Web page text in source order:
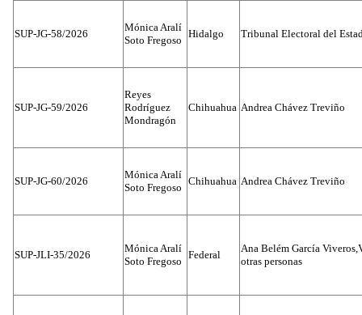
SUP-JG-58/2026
Mónica Aralí
Soto Fregoso
Hidalgo Tribunal Electoral del
SUP-JG-59/2026
Reyes
Rodríguez
Mondragón
Chihuahua Andrea Chávez Treviño
SUP-JG-60/2026
Mónica Aralí
Soto Fregoso
Chihuahua Andrea Chávez Treviño
SUP-JLI-35/2026
Mónica Aralí
Soto Fregoso
Federal
Ana Belém García
otras personas